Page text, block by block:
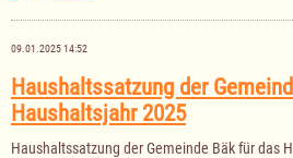
Ausschuss
27.02.2025
09.01.2025 14:52
Haushaltssatzung der
Haushaltsjahr 2025
Haushaltssatzung der Gemeinde Bäk für das